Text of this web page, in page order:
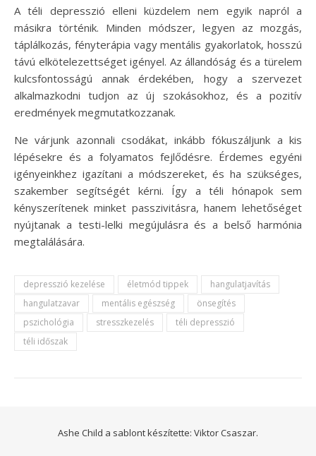
A téli depresszió elleni küzdelem nem egyik napról a
másikra történik. Minden módszer, legyen az mozgás,
táplálkozás, fényterápia vagy mentális gyakorlatok, hosszú
távú elkötelezettséget igényel. Az állandóság és a türelem
kulcsfontosságú annak érdekében, hogy a szervezet
alkalmazkodni tudjon az új szokásokhoz, és a pozitív
eredmények megmutatkozzanak.
Ne várjunk azonnali csodákat, inkább fókuszáljunk a kis
lépésekre és a folyamatos fejlődésre. Érdemes egyéni
igényeinkhez igazítani a módszereket, és ha szükséges,
szakember segítségét kérni. Így a téli hónapok sem
kényszerítenek minket passzivitásra, hanem lehetőséget
nyújtanak a testi-lelki megújulásra és a belső harmónia
megtalálására.
depresszió kezelése életmód tippek
hangulatjavítás
hangulatzavar
mentális egészség
önsegítés
pszichológia
stresszkezelés
téli depresszió
téli időszak
Ashe Child a sablont készítette: Viktor Csaszar.